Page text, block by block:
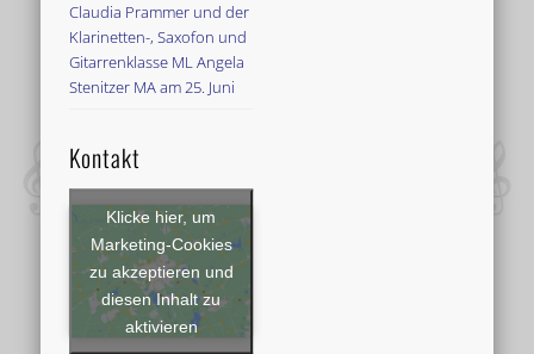
Claudia Prammer und der
Klarinetten-, Saxofon und
Gitarrenklasse ML Angela
Stenitzer MA am 25. Juni
Kontakt
Klicke hier, um
Marketing-Cookies
zu akzeptieren und
diesen Inhalt zu
aktivieren